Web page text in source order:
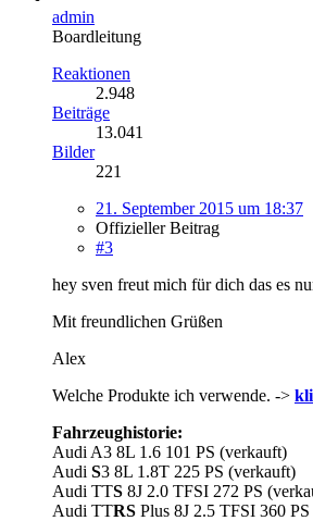
admin
Boardleitung
Reaktionen
2.948
Beiträge
13.041
Bilder
221
21. September 2015 um 18:37
Offizieller Beitrag
#3
hey sven freut mich für dich das es
Mit freundlichen Grüßen
Alex
Welche Produkte ich verwende. ->
Fahrzeughistorie:
Audi A3 8L 1.6 101 PS (verkauft)
Audi S3 8L 1.8T 225 PS (verkauft)
Audi TTS 8J 2.0 TFSI 272 PS
Audi TTRS Plus 8J 2.5 TFSI 360